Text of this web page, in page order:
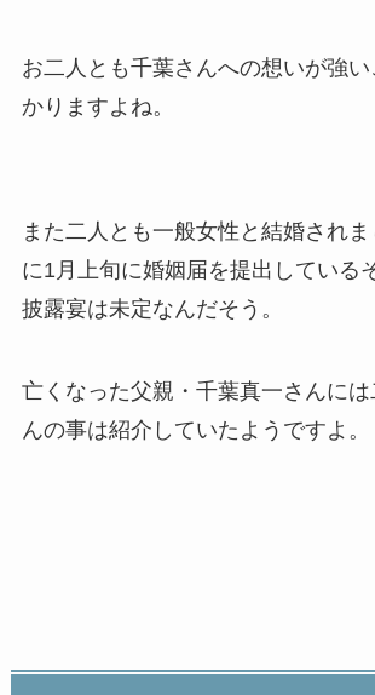
お二人とも千葉さんへの想いが強
かりますよね。
また二人とも一般女性と結婚され
に1月上旬に婚姻届を提出している
披露宴は未定なんだそう。
亡くなった父親・千葉真一さんには
んの事は紹介していたようですよ。